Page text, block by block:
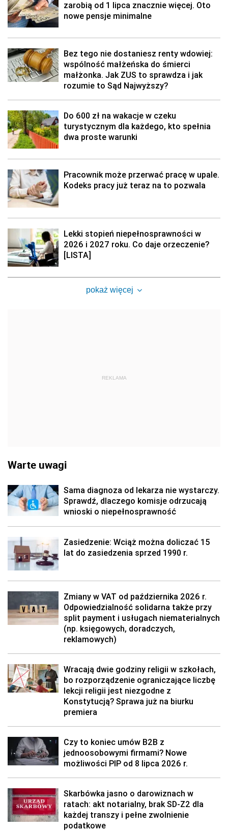
zarobią od 1 lipca znacznie więcej. Oto
nowe pensje minimalne
Bez tego nie dostaniesz renty wdowiej:
wspólność małżeńska do śmierci
małżonka. Jak ZUS to sprawdza i jak
rozumie to Sąd Najwyższy?
Do 600 zł na wakacje w czeku
turystycznym dla każdego, kto spełnia
dwa proste warunki
Pracownik może przerwać pracę w upale.
Kodeks pracy już teraz na to pozwala
Lekki stopień niepełnosprawności w
2026 i 2027 roku. Co daje orzeczenie?
[LISTA]
pokaż więcej
REKLAMA
Warte uwagi
Sama diagnoza od lekarza nie wystarczy.
Sprawdź, dlaczego komisje odrzucają
wnioski o niepełnosprawność
Zasiedzenie: Wciąż można doliczać 15
lat do zasiedzenia sprzed 1990 r.
Zmiany w VAT od października 2026 r.
Odpowiedzialność solidarna także przy
split payment i usługach niematerialnych
(np. księgowych, doradczych,
reklamowych)
Wracają dwie godziny religii w szkołach,
bo rozporządzenie ograniczające liczbę
lekcji religii jest niezgodne z
Konstytucją? Sprawa już na biurku
premiera
Czy to koniec umów B2B z
jednoosobowymi firmami? Nowe
możliwości PIP od 8 lipca 2026 r.
Skarbówka jasno o darowiznach w
ratach: akt notarialny, brak SD-Z2 dla
każdej transzy i pełne zwolnienie
podatkowe